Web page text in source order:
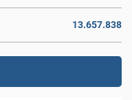
13.657.838